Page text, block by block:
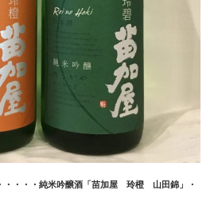
・・・・純米吟醸酒「苗加屋 玲橙 山田錦」・